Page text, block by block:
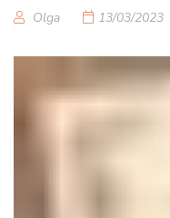
Olga 13/03/2023